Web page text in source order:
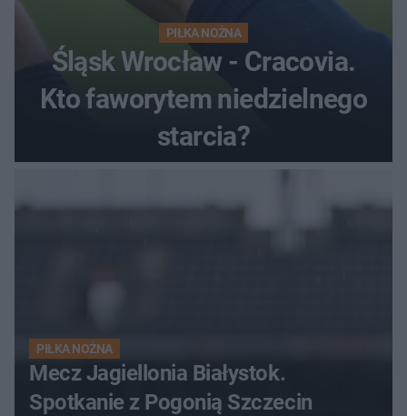
PIŁKA NOŻNA
Śląsk Wrocław - Cracovia.
Kto faworytem niedzielnego
starcia?
PIŁKA NOŻNA
Mecz Jagiellonia Białystok.
Spotkanie z Pogonią Szczecin